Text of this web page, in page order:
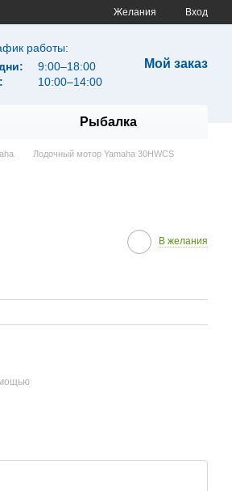
Желания Вход
работы:
9:00–18:00
10:00–14:00
Мой заказ
Рыбалка
Лодочный мотор Yamaha 30HWCS
В желания